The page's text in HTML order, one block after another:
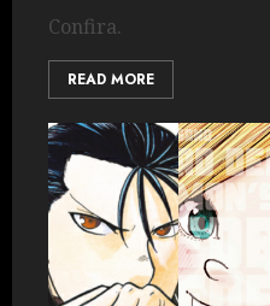
Confira.
READ MORE